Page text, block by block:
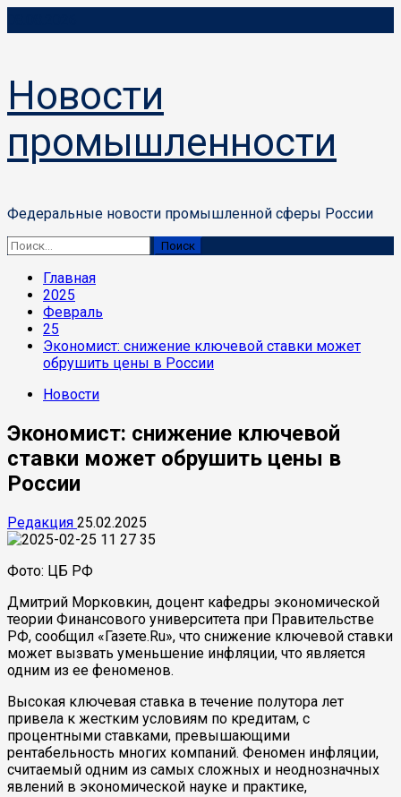
к
Новости
промышленности
Федеральные новости промышленной сферы России
Основное
меню
Найти:
Главная
2025
Февраль
25
Экономист: снижение ключевой ставки может
обрушить цены в России
Новости
Экономист: снижение ключевой
ставки может обрушить цены в
России
Редакция 25.02.2025
Фото: ЦБ РФ
Дмитрий Морковкин, доцент кафедры экономической
теории Финансового университета при Правительстве
РФ, сообщил «Газете.Ru», что снижение ключевой ставки
может вызвать уменьшение инфляции, что является
одним из ее феноменов.
Высокая ключевая ставка в течение полутора лет
привела к жестким условиям по кредитам, с
процентными ставками, превышающими
рентабельность многих компаний. Феномен инфляции,
считаемый одним из самых сложных и неоднозначных
явлений в экономической науке и практике,